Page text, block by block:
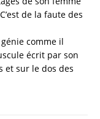
de la faute des
comme il
écrit par son
et sur le dos des